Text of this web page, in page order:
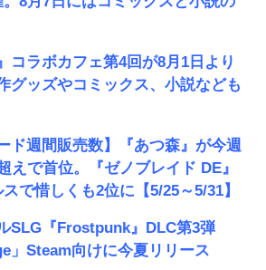
コラボカフェ第4回が8月1日より
グッズやコミックス、小説なども
ド週間販売数】『あつ森』が今週
えで首位。『ゼノブレイド DE』
で惜しくも2位に【5/25～5/31】
SLG『Frostpunk』DLC第3弾
」Steam向けに今夏リリース